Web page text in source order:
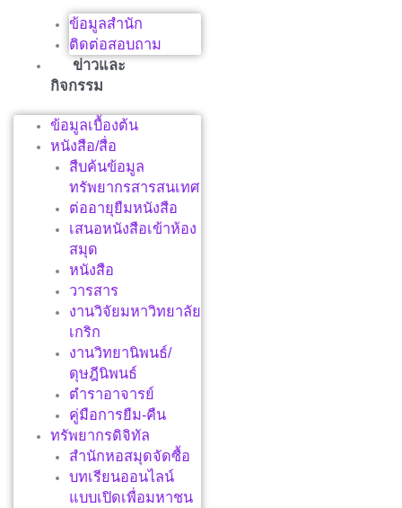
ข้อมูลสำนัก
ติดต่อสอบถาม
ข่าวและ
กิจกรรม
ข้อมูลเบื้องต้น
หนังสือ/สื่อ
สืบค้นข้อมูล
ทรัพยากรสารสนเทศ
ต่ออายุยืมหนังสือ
เสนอหนังสือเข้าห้อง
สมุด
หนังสือ
วารสาร
งานวิจัยมหาวิทยาลัย
เกริก
งานวิทยานิพนธ์/
ดุษฎีนิพนธ์
ตำราอาจารย์
คู่มือการยืม-คืน
ทรัพยากรดิจิทัล
สำนักหอสมุดจัดซื้อ
บทเรียนออนไลน์
แบบเปิดเพื่อมหาชน